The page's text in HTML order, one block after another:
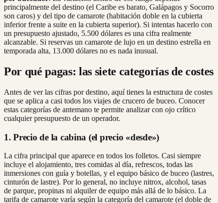
principalmente del destino (el Caribe es barato, Galápagos y Socorro
son caros) y del tipo de camarote (habitación doble en la cubierta
inferior frente a suite en la cubierta superior). Si intentas hacerlo con
un presupuesto ajustado, 5.500 dólares es una cifra realmente
alcanzable. Si reservas un camarote de lujo en un destino estrella en
temporada alta, 13.000 dólares no es nada inusual.
Por qué pagas: las siete categorías de costes
Antes de ver las cifras por destino, aquí tienes la estructura de costes
que se aplica a casi todos los viajes de crucero de buceo. Conocer
estas categorías de antemano te permite analizar con ojo crítico
cualquier presupuesto de un operador.
1. Precio de la cabina (el precio «desde»)
La cifra principal que aparece en todos los folletos. Casi siempre
incluye el alojamiento, tres comidas al día, refrescos, todas las
inmersiones con guía y botellas, y el equipo básico de buceo (lastres,
cinturón de lastre). Por lo general, no incluye nitrox, alcohol, tasas
de parque, propinas ni alquiler de equipo más allá de lo básico. La
tarifa de camarote varía según la categoría del camarote (el doble de